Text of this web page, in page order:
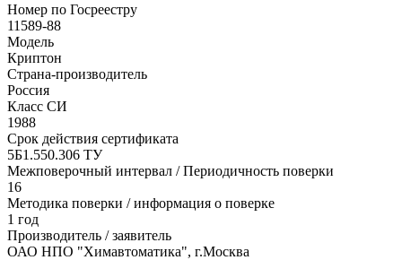
Номер по Госреестру
11589-88
Модель
Криптон
Страна-производитель
Россия
Класс СИ
1988
Срок действия сертификата
5Б1.550.306 ТУ
Межповерочный интервал / Периодичность поверки
16
Методика поверки / информация о поверке
1 год
Производитель / заявитель
ОАО НПО "Химавтоматика", г.Москва